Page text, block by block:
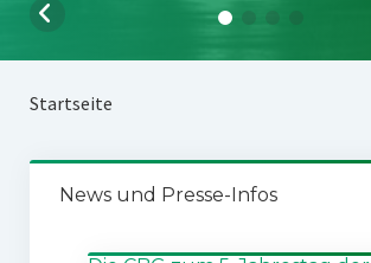
Startseite
News und Presse-Infos